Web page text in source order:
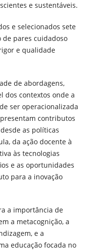
e sustentáveis.
e selecionados sete
de pares cuidadoso
e qualidade
de abordagens,
dos contextos onde a
ser operacionalizada
contributos
as políticas
da ação docente à
às tecnologias
e as oportunidades
para a inovação
a importância de
a metacognição, a
e a
educação focada no